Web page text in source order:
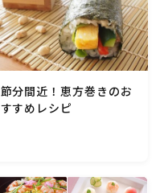
節分間近！恵方巻きのお
すすめレシピ